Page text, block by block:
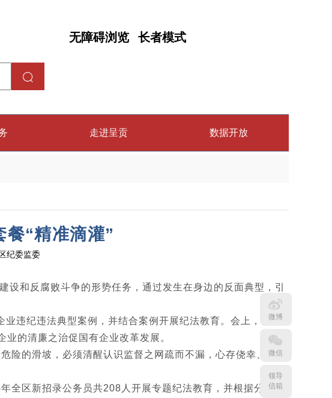
长者模式
无障碍浏览
走进呈贡 数据开放
微博
微信
领导
信箱
“精准滴灌”
纪委监委
和反腐败斗争的形势任务，通过发生在身边的反面典型，引
违纪违法典型案例，并结合案例开展纪法教育。会上，还作
的清廉之治促国有企业改革发展。
险的滑坡，必须清醒认识监督之网疏而不漏，心存侥幸、逾越
全区新招录公务员共208人开展专题纪法教育，并根据分层分